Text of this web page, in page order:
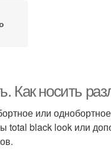
Как носить
или
total black look или